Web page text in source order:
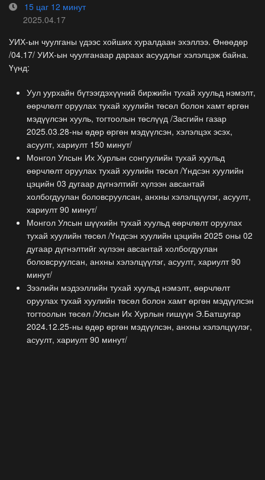
15 цаг 12 минут
2025.04.17
УИХ-ын чуулганы үдээс хойших хуралдаан эхэллээ. Өнөөдөр
/04.17/ УИХ-ын чуулганаар дараах асуудлыг хэлэлцэж байна.
Үүнд:
Уул уурхайн бүтээгдэхүүний биржийн тухай хуульд нэмэлт,
өөрчлөлт оруулах тухай хуулийн төсөл болон хамт өргөн
мэдүүлсэн хууль, тогтоолын төслүүд /Засгийн газар
2025.03.28-ны өдөр өргөн мэдүүлсэн, хэлэлцэх эсэх,
асуулт, хариулт 150 минут/
Монгол Улсын Их Хурлын сонгуулийн тухай хуульд
өөрчлөлт оруулах тухай хуулийн төсөл /Үндсэн хуулийн
цэцийн 03 дугаар дүгнэлтийг хүлээн авсантай
холбогдуулан боловсруулсан, анхны хэлэлцүүлэг, асуулт,
хариулт 90 минут/
Монгол Улсын шүүхийн тухай хуульд өөрчлөлт оруулах
тухай хуулийн төсөл /Үндсэн хуулийн цэцийн 2025 оны 02
дугаар дүгнэлтийг хүлээн авсантай холбогдуулан
боловсруулсан, анхны хэлэлцүүлэг, асуулт, хариулт 90
минут/
Зээлийн мэдээллийн тухай хуульд нэмэлт, өөрчлөлт
оруулах тухай хуулийн төсөл болон хамт өргөн мэдүүлсэн
тогтоолын төсөл /Улсын Их Хурлын гишүүн Э.Батшугар
2024.12.25-ны өдөр өргөн мэдүүлсэн, анхны хэлэлцүүлэг,
асуулт, хариулт 90 минут/